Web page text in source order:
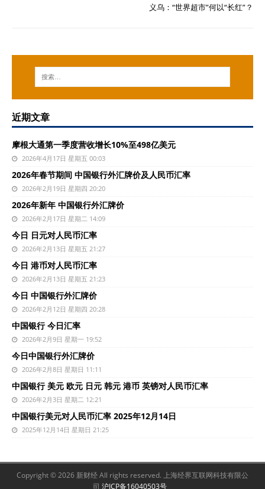
义乌：“世界超市”何以“长红”？
近期文章
摩根大通第一季度营收增长10%至498亿美元
2026年4月17日 星期五 00:03
2026年春节期间 中国银行外汇牌价及人民币汇率
2026年2月19日 星期四 20:20
2026年新年 中国银行外汇牌价
2026年2月17日 星期二 14:09
今日 日元对人民币汇率
2026年2月13日 星期五 21:27
今日 港币对人民币汇率
2026年2月13日 星期五 21:23
今日 中国银行外汇牌价
2026年2月12日 星期四 20:28
中国银行 今日汇率
2026年2月9日 星期一 19:52
今日中国银行外汇牌价
2026年2月8日 星期日 11:11
中国银行 美元 欧元 日元 韩元 港币 英镑对人民币汇率
2026年2月3日 星期二 12:21
中国银行美元对人民币汇率 2025年12月14日
2025年12月14日 星期日 21:25
Copyright © 2026 新财经 All rights reserved. 上海经界互联网科技有限公
司 沪ICP备16040503号